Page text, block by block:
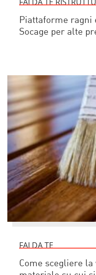
FAI DA TE
Piattaforme ragni
Socage per alte
FAI DA TE
Come scegliere